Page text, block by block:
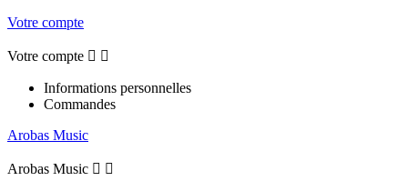
Votre compte
Votre compte  
Informations personnelles
Commandes
Arobas Music
Arobas Music  